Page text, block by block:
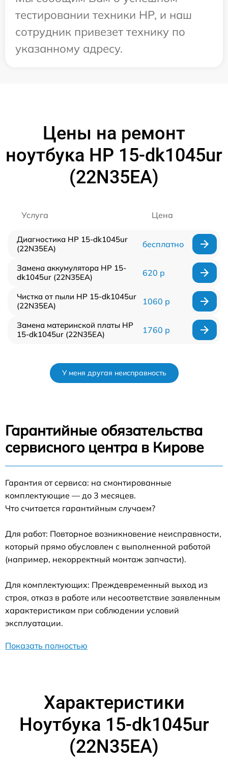
тестировании техники HP, и наш
сотрудник привезет технику по
указанному адресу.
Цены на ремонт
ноутбука HP 15-dk1045ur
(22N35EA)
Услуга Цена
Диагностика HP 15-dk1045ur
(22N35EA)
бесплатно
Замена аккумулятора HP 15-
dk1045ur (22N35EA)
620 р
Чистка от пыли HP 15-dk1045ur
(22N35EA)
1060 р
Замена материнской платы HP
15-dk1045ur (22N35EA)
1760 р
У меня другая неисправность
Гарантийные обязательства
сервисного центра в Кирове
Гарантия от сервиса: на смонтированные
комплектующие — до 3 месяцев.
Что считается гарантийным случаем?
Для работ: Повторное возникновение неисправности,
который прямо обусловлен с выполненной работой
(например, некорректный монтаж запчасти).
Для комплектующих: Преждевременный выход из
строя, отказ в работе или несоответствие заявленным
характеристикам при соблюдении условий
эксплуатации.
Показать полностью
Характеристики
Ноутбука 15-dk1045ur
(22N35EA)